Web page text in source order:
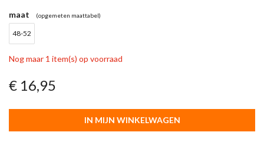
maat (opgemeten maattabel)
48-52
Nog maar 1 item(s) op voorraad
€ 16,95
IN MIJN WINKELWAGEN